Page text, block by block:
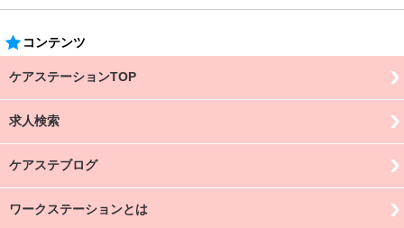
コンテンツ
ケアステーションTOP
求人検索
ケアステブログ
ワークステーションとは